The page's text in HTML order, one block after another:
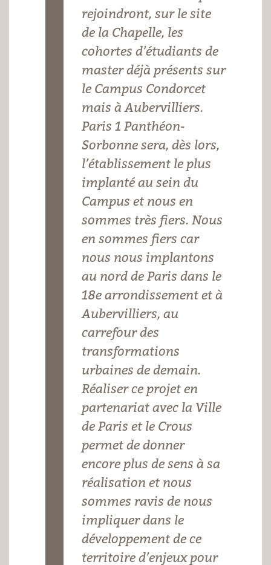
-
rejoindront, sur le site
de la Chapelle, les
cohortes d’étudiants de
master déjà présents sur
le Campus Condorcet
mais à Aubervilliers.
Paris 1 Panthéon-
Sorbonne sera, dès lors,
l’établissement le plus
implanté au sein du
Campus et nous en
sommes très fiers. Nous
en sommes fiers car
nous nous implantons
au nord de Paris dans le
18e arrondissement et à
Aubervilliers, au
carrefour des
transformations
urbaines de demain.
Réaliser ce projet en
partenariat avec la Ville
de Paris et le Crous
permet de donner
encore plus de sens à sa
réalisation et nous
sommes ravis de nous
impliquer dans le
développement de ce
territoire d’enjeux pour